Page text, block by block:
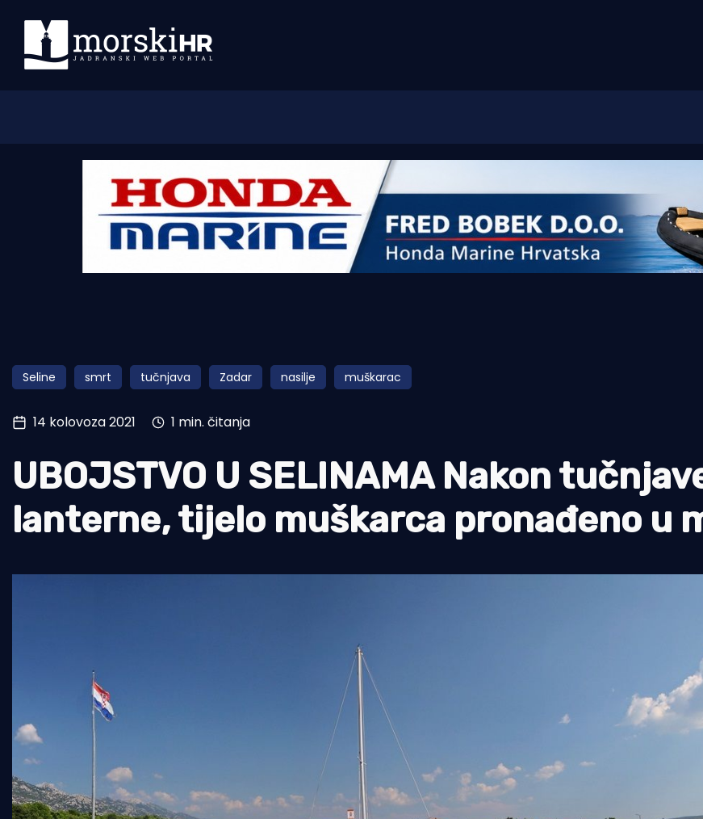
Morski plus
Pomorstvo
Ribolov
Tradicija i kultura
Seline smrt tučnjava Zadar nasilje muškarac
14 kolovoza 2021 1 min. čitanja
UBOJSTVO U SELINAMA Nakon
lanterne, tijelo muškarca pronađeno u